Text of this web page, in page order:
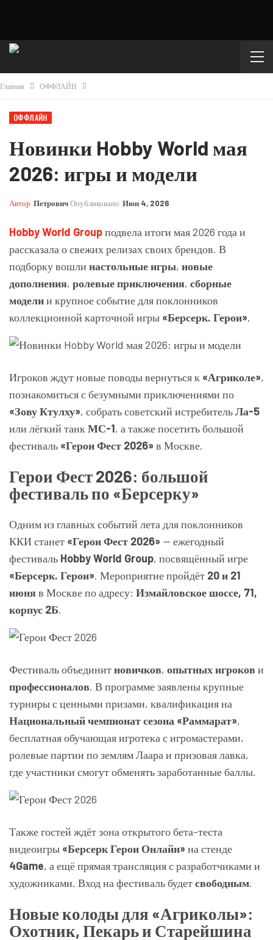
Главная ОФФЛАЙН
ОФФЛАЙН
Новинки Hobby World мая
2026: игры и модели
Автор ПетровичОпубликовано Июн 4, 2026
Hobby World Groupподвела итоги мая 2026 года и
рассказала о свежих релизах своих брендов. В
подборку вошли настольные игры, новые
дополнения, ролевые приключения, сборные
моделии крупное событие для поклонников
коллекционной карточной игры «Берсерк. Герои».
Игроков ждут новые поводы вернуться к «Агриколе»,
познакомиться с безумными приключениями по
«Зову Ктулху», собрать советский истребительЛа-5
или лёгкий танк МС-1, а также посетить большой
фестиваль «Герои Фест 2026»в Москве.
Герои Фест 2026: большой
фестиваль по «Берсерку»
Одним из главных событий лета для поклонников
ККИ станет «Герои Фест 2026» — ежегодный
фестиваль Hobby World Group, посвящённый игре
«Берсерк. Герои». Мероприятие пройдёт 20 и 21
июняв Москве по адресу: Измайловское шоссе, 71,
корпус 2Б.
Фестиваль объединитновичков, опытных игроков и
профессионалов. В программе заявлены крупные
турниры с ценными призами, квалификация на
Национальный чемпионат сезона «Раммарат»,
бесплатная обучающая игротека с игромастерами,
ролевые партии по землям Лаара и призовая лавка,
где участники смогут обменять заработанные баллы.
Также гостей ждёт зона открытого бета-теста
видеоигры «Берсерк Герои Онлайн»на стенде
4Game, а ещё прямая трансляция с разработчиками и
художниками. Вход на фестиваль будетсвободным.
Новые колоды для «Агриколы»:
Охотник, Пекарь и Старейшина